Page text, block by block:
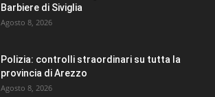
Barbiere di Siviglia
Agosto 8, 2026
Polizia: controlli straordinari su tutta la
provincia di Arezzo
Agosto 8, 2026